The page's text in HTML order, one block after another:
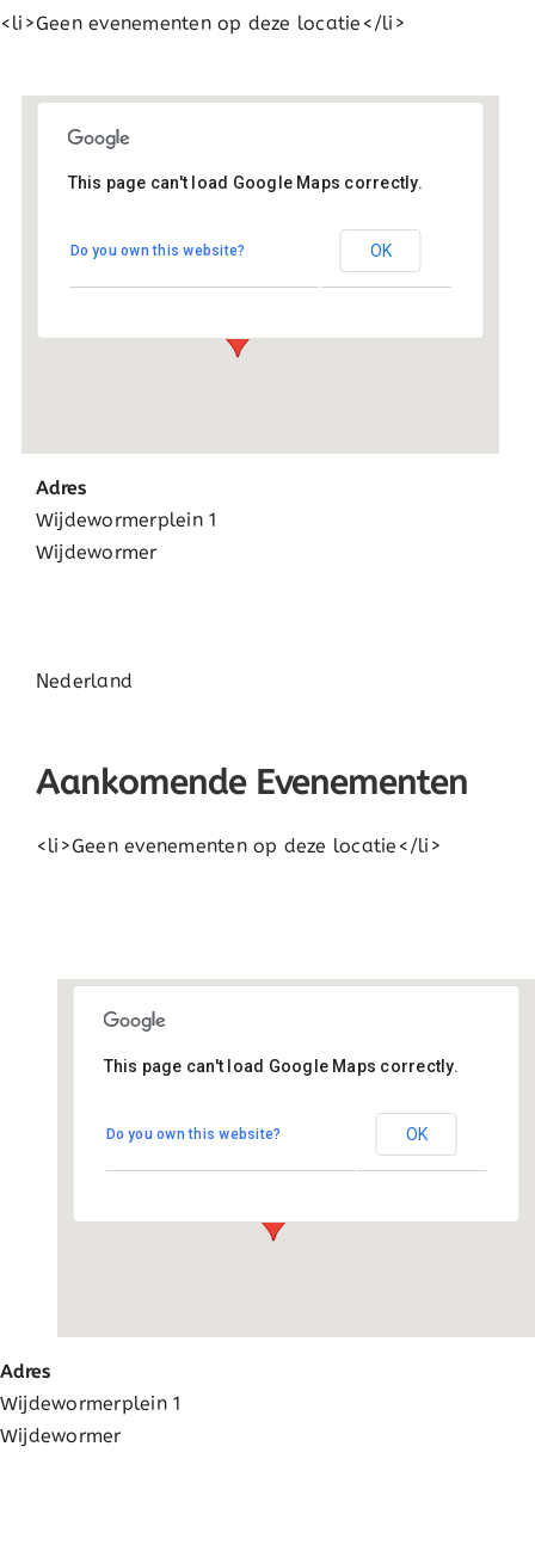
<li>Geen evenementen op deze locatie</li>
Basisschool Wijdewormer
Wijdewormerplein 1 - Wijdewormer
This page can't load Google Maps correctly.
Do you own this website? OK
Adres
Wijdewormerplein 1
Wijdewormer
Nederland
Aankomende Evenementen
<li>Geen evenementen op deze locatie</li>
Basisschool Wijdewormer
Wijdewormerplein 1 - Wijdewormer
This page can't load Google Maps correctly.
Do you own this website? OK
Adres
Wijdewormerplein 1
Wijdewormer